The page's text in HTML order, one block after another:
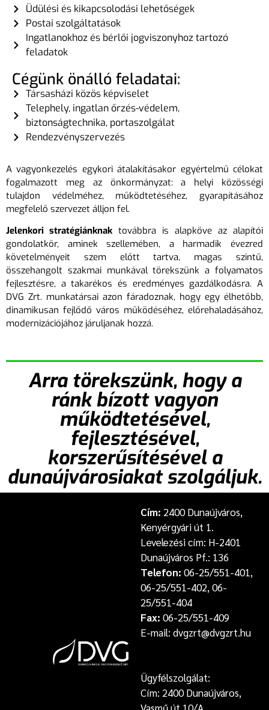
Üdülési és kikapcsolodási lehetőségek
Postai szolgáltatások
Ingatlanokhoz és bérlői jogviszonyhoz tartozó
feladatok
Cégünk önálló feladatai:
Társasházi közös képviselet
Telephely, ingatlan őrzés-védelem,
biztonságtechnika, portaszolgálat
Rendezvényszervezés
A vagyonkezelés egykori átalakításakor egyértelmű célokat
fogalmazott meg az önkormányzat: a helyi közösségi
tulajdon védelméhez, működtetéséhez, gyarapításához
megfelelő szervezet álljon fel.
Jelenkori stratégiánknak továbbra is alapköve az alapítói
gondolatkör, aminek szellemében, a harmadik évezred
követelményeit szem előtt tartva, magas szintű,
összehangolt szakmai munkával törekszünk a folyamatos
fejlesztésre, a takarékos és eredményes gazdálkodásra. A
DVG Zrt. munkatársai azon fáradoznak, hogy egy élhetőbb,
dinamikusan fejlődő város működéséhez, előrehaladásához,
modernizációjához járuljanak hozzá.
Arra törekszünk, hogy a
ránk bízott vagyon
működtetésével,
fejlesztésével,
korszerűsítésével a
dunaújvárosiakat szolgáljuk.
Cím: 2400 Dunaújváros,
Kenyérgyári út 1.
Levelezési cím: H-2401
Dunaújváros Pf.: 136
Telefon: 06-25/551-401,
06-25/551-402, 06-
25/551-404
Fax: 06-25/551-409
E-mail: dvgzrt@dvgzrt.hu
Ügyfélszolgálat:
Cím: 2400 Dunaújváros,